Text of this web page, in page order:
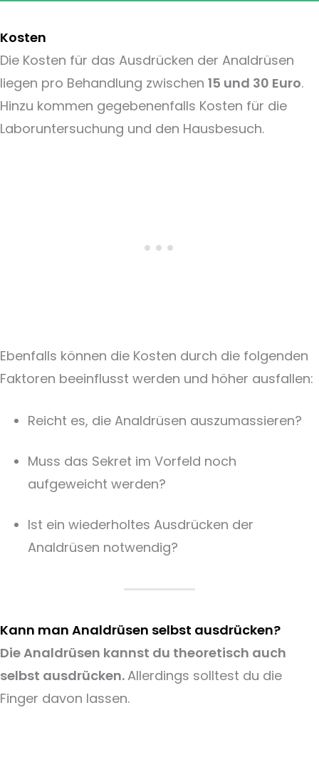
Kosten
Die Kosten für das Ausdrücken der Analdrüsen
liegen pro Behandlung zwischen 15 und 30 Euro.
Hinzu kommen gegebenenfalls Kosten für die
Laboruntersuchung und den Hausbesuch.
Ebenfalls können die Kosten durch die folgenden
Faktoren beeinflusst werden und höher ausfallen:
Reicht es, die Analdrüsen auszumassieren?
Muss das Sekret im Vorfeld noch
aufgeweicht werden?
Ist ein wiederholtes Ausdrücken der
Analdrüsen notwendig?
Kann man Analdrüsen selbst ausdrücken?
Die Analdrüsen kannst du theoretisch auch
selbst ausdrücken.Allerdings solltest du die
Finger davon lassen.